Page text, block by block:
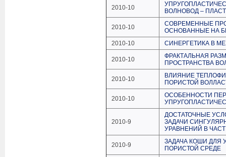
2010-10
ВОЛНОВОД –
2010-10
СОВРЕМЕННЫЕ
ОСНОВАННЫЕ НА
2010-10
СИНЕРГЕТИКА В
2010-10
ФРАКТАЛЬНАЯ
ПРОСТРАНСТВА
2010-10
ВЛИЯНИЕ
ПОРИСТОЙ
2010-10
ОСОБЕННОСТИ
2010-9
ДОСТАТОЧНЫЕ
ЗАДАЧИ
УРАВНЕНИЙ В
2010-9
ЗАДАЧА КОШИ ДЛЯ
ПОРИСТОЙ СРЕДЕ